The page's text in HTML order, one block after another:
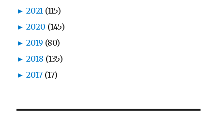
► 2021 (115)
► 2020 (145)
► 2019 (80)
► 2018 (135)
► 2017 (17)